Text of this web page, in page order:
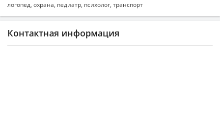
логопед, охрана, педиатр, психолог, транспорт
Контактная информация